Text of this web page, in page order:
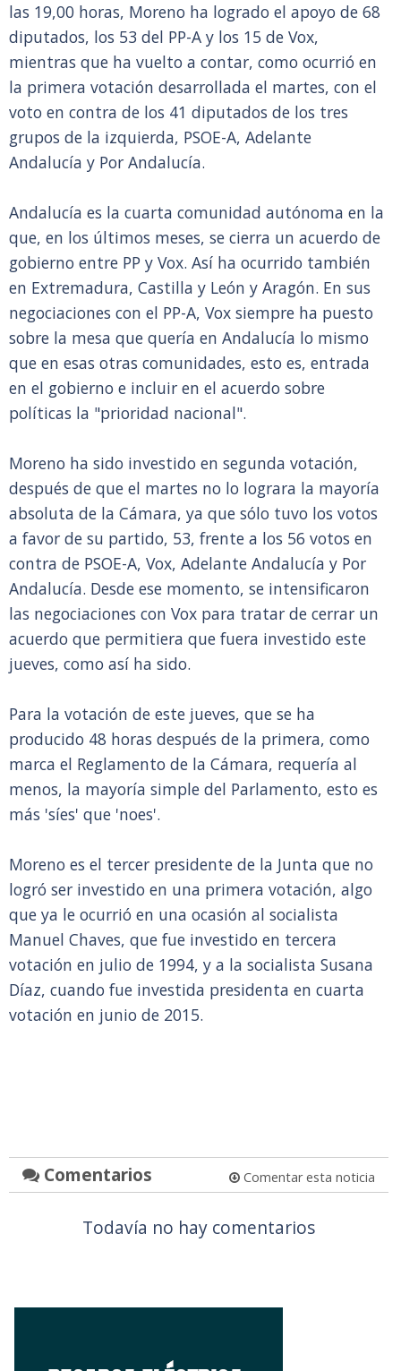
las 19,00 horas, Moreno ha logrado el apoyo de 68
diputados, los 53 del PP-A y los 15 de Vox,
mientras que ha vuelto a contar, como ocurrió en
la primera votación desarrollada el martes, con el
voto en contra de los 41 diputados de los tres
grupos de la izquierda, PSOE-A, Adelante
Andalucía y Por Andalucía.
Andalucía es la cuarta comunidad autónoma en la
que, en los últimos meses, se cierra un acuerdo de
gobierno entre PP y Vox. Así ha ocurrido también
en Extremadura, Castilla y León y Aragón. En sus
negociaciones con el PP-A, Vox siempre ha puesto
sobre la mesa que quería en Andalucía lo mismo
que en esas otras comunidades, esto es, entrada
en el gobierno e incluir en el acuerdo sobre
políticas la "prioridad nacional".
Moreno ha sido investido en segunda votación,
después de que el martes no lo lograra la mayoría
absoluta de la Cámara, ya que sólo tuvo los votos
a favor de su partido, 53, frente a los 56 votos en
contra de PSOE-A, Vox, Adelante Andalucía y Por
Andalucía. Desde ese momento, se intensificaron
las negociaciones con Vox para tratar de cerrar un
acuerdo que permitiera que fuera investido este
jueves, como así ha sido.
Para la votación de este jueves, que se ha
producido 48 horas después de la primera, como
marca el Reglamento de la Cámara, requería al
menos, la mayoría simple del Parlamento, esto es
más 'síes' que 'noes'.
Moreno es el tercer presidente de la Junta que no
logró ser investido en una primera votación, algo
que ya le ocurrió en una ocasión al socialista
Manuel Chaves, que fue investido en tercera
votación en julio de 1994, y a la socialista Susana
Díaz, cuando fue investida presidenta en cuarta
votación en junio de 2015.
Comentarios Comentar esta noticia
Todavía no hay comentarios